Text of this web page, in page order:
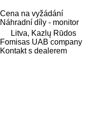
Cena na vyžádání
Náhradní díly - monitor
Litva, Kazlų Rūdos
Fomisas UAB company
Kontakt s dealerem